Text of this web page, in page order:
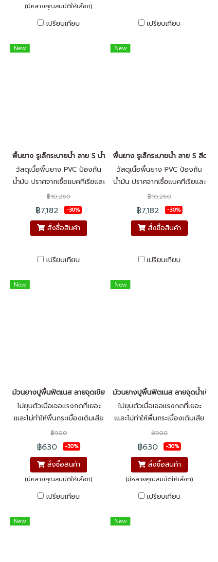
น้ำมัน น้ำ และสารเคมี ติดตั้ง
ง่าย ยึดเกาะติดกับพื้นผิวที่
ภายในและภายนอกอาคาร
(มีหลายคุณสมบัติให้เลือก)
เปรียบเทียบ
น้ำ ห้องน้ำ และห้องครัว ให้คุณ
ทำความสะอาดง่าย และคงทน
ต่อการใช้งานในทุกสภาพอากาศ
เปรียบเทียบ
New
พื้นยาง รูเล็กระบายน้ำ ลาย S น้ำเงิน ปูขอบสระว่ายน้ำทางเดินที่มีน้ำ
วัสดุเนื้อพื้นยาง PVC ป้องกัน
น้ำมัน ปราศจากเชื้อแบคทีเรียและ
เชื้อรา ด้วย Silver Nano
ออกแบบให้เหมาะสมกับการใช้
งานบริเวณที่สัมผัสน้ำบ่อยๆ เช่น
รอบสระว่ายน้ำ
฿10,260
฿7,182 -30%
สั่งซื้อสินค้า
เปรียบเทียบ
New
พื้นยาง รูเล็กระบายน้ำ ลาย S สีดำ
วัสดุเนื้อพื้นยาง PVC ป้องกัน
น้ำมัน ปราศจากเชื้อแบคทีเรียและ
เชื้อรา ด้วย Silver Nano
ออกแบบให้เหมาะสมกับการใช้
งานบริเวณที่สัมผัสน้ำบ่อยๆ เช่น
รอบสระว่ายน้ำ
฿10,260
฿7,182 -30%
สั่งซื้อสินค้า
เปรียบเทียบ
New
ม้วนยางปูพื้นฟิตเนส ลายจุดเขียว
ไม่ยุบตัวเมื่อเจอเเรงกดที่เยอะ
เเเละไม่ทำให้พื้นกระเบื้องเดิมเสีย
หาย พื้นนุ่มสบายเท้ามาพร้อมกับ
สีสันสวยงาม สีสดสบายตา ติด
เเน่นชิดติดทุกเเผ่นนอกจากความ
เเข็งเเรง ตัวยางปูพื้นฟิตเนสยัง
มาพร้อมกับสีสันที่สวยงาม สี
สดเเละตัวพื้นยางนุ่มสะบายเท้า
กำลังกายประจำวันได้นานเเม้ไม่
฿900
฿630 -30%
สั่งซื้อสินค้า
(มีหลายคุณสมบัติให้เลือก)
เปรียบเทียบ
New
ม้วนยางปูพื้นฟิตเนส ลายจุดน้ำเงิน
ไม่ยุบตัวเมื่อเจอเเรงกดที่เยอะ
เเเละไม่ทำให้พื้นกระเบื้องเดิมเสีย
หาย พื้นนุ่มสบายเท้ามาพร้อมกับ
สีสันสวยงาม สีสดสบายตา ติด
เเน่นชิดติดทุกเเผ่นนอกจากความ
เเข็งเเรง ตัวยางปูพื้นฟิตเนสยัง
มาพร้อมกับสีสันที่สวยงาม สี
สดเเละตัวพื้นยางนุ่มสะบายเท้า
กำลังกายประจำวันได้นานเเม้ไม่
฿900
฿630 -30%
สั่งซื้อสินค้า
(มีหลายคุณสมบัติให้เลือก)
เปรียบเทียบ
New New